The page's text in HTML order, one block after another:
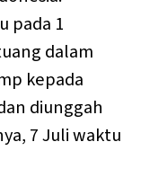
pada 1
dalam
kepada
diunggah
7 Juli waktu